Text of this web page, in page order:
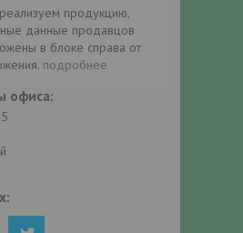
продукцию,
данные продавцов
в блоке справа от
подробнее
офиса: